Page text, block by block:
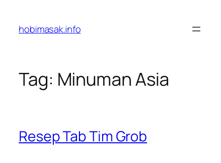
content
hobimasak.info
Tag: Minuman Asia
Resep Tab Tim Grob